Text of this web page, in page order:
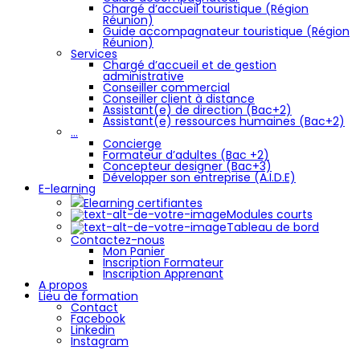
Chargé d’accueil touristique (Région
Réunion)
Guide accompagnateur touristique (Région
Réunion)
Services
Chargé d’accueil et de gestion
administrative
Conseiller commercial
Conseiller client à distance
Assistant(e) de direction (Bac+2)
Assistant(e) ressources humaines (Bac+2)
…
Concierge
Formateur d’adultes (Bac +2)
Concepteur designer (Bac+3)
Développer son entreprise (A.I.D.E)
E-learning
Elearning certifiantes
Modules courts
Tableau de bord
Contactez-nous
Mon Panier
Inscription Formateur
Inscription Apprenant
A propos
Lieu de formation
Contact
Facebook
Linkedin
Instagram